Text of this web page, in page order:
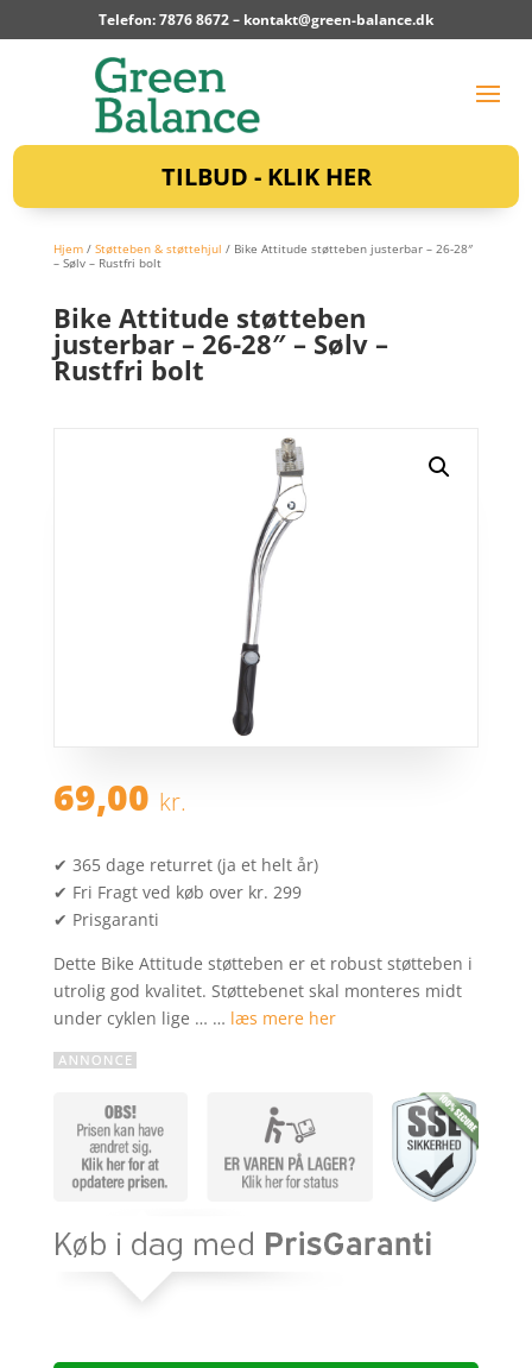
Telefon: 7876 8672 – kontakt@green-balance.dk
TILBUD - KLIK HER
Hjem/ Støtteben & støttehjul / Bike Attitude støtteben justerbar – 26-28″
– Sølv – Rustfri bolt
Bike Attitude støtteben
justerbar – 26-28″ – Sølv –
Rustfri bolt
69,00 kr.
✔ 365 dage returret (ja et helt år)
✔ Fri Fragt ved køb over kr. 299
✔ Prisgaranti
Dette Bike Attitude støtteben er et robust støtteben i
utrolig god kvalitet. Støttebenet skal monteres midt
under cyklen lige … … læs mere her